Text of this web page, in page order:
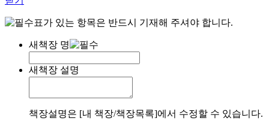
표가 있는 항목은 반드시 기재해 주셔야 합니다.
새책장 명
새책장 설명
책장설명은 [내 책장/책장목록]에서 수정할 수 있습니다.